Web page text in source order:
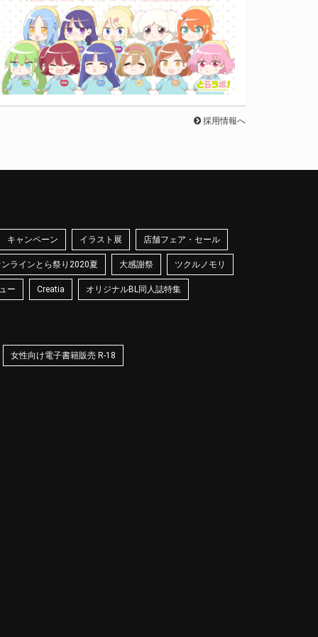
採用情報へ
キャンペーン イラスト展 店舗フェア・セール
ラインとら祭り2020夏 大感謝祭 ツクルノモリ
ー Creatia オリジナルBL同人誌特集
女性向け電子書籍販売 R-18